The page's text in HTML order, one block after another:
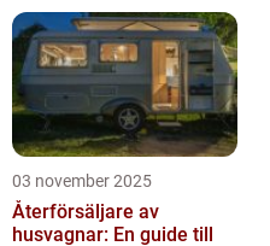
03 november 2025
Återförsäljare av
husvagnar: En guide till